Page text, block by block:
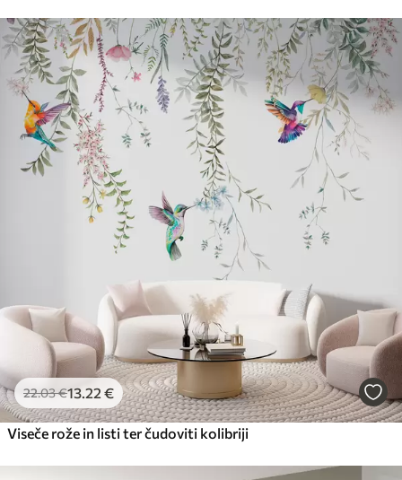
22.03€13 .22 €
Viseče rože in listi ter čudoviti kolibriji